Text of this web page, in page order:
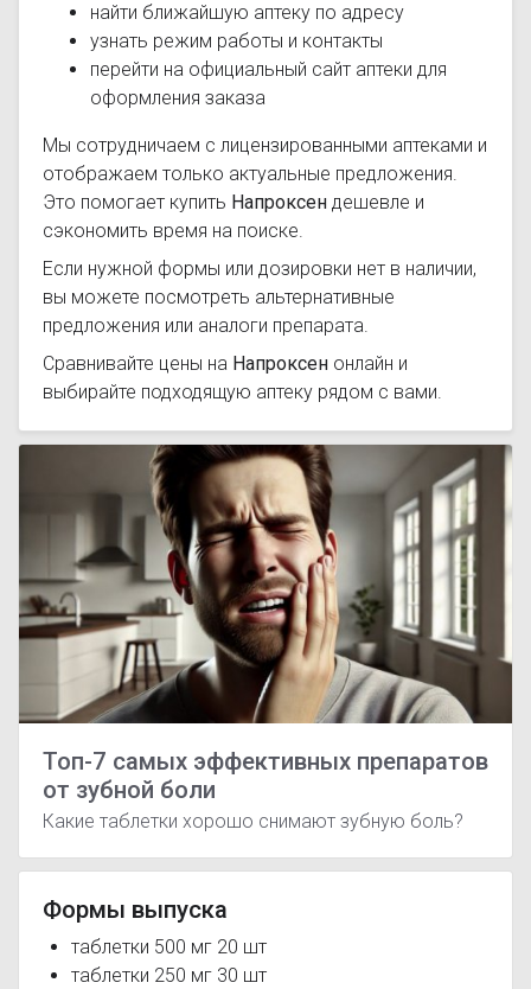
найти ближайшую аптеку по адресу
узнать режим работы и контакты
перейти на официальный сайт аптеки для
оформления заказа
Мы сотрудничаем с лицензированными аптеками и
отображаем только актуальные предложения.
Это помогает купить Напроксен дешевле и
сэкономить время на поиске.
Если нужной формы или дозировки нет в наличии,
вы можете посмотреть альтернативные
предложения или аналоги препарата.
Сравнивайте цены на Напроксен онлайн и
выбирайте подходящую аптеку рядом с вами.
Топ-7 самых эффективных препаратов
от зубной боли
Какие таблетки хорошо снимают зубную боль?
Формы выпуска
таблетки 500 мг 20 шт
таблетки 250 мг 30 шт